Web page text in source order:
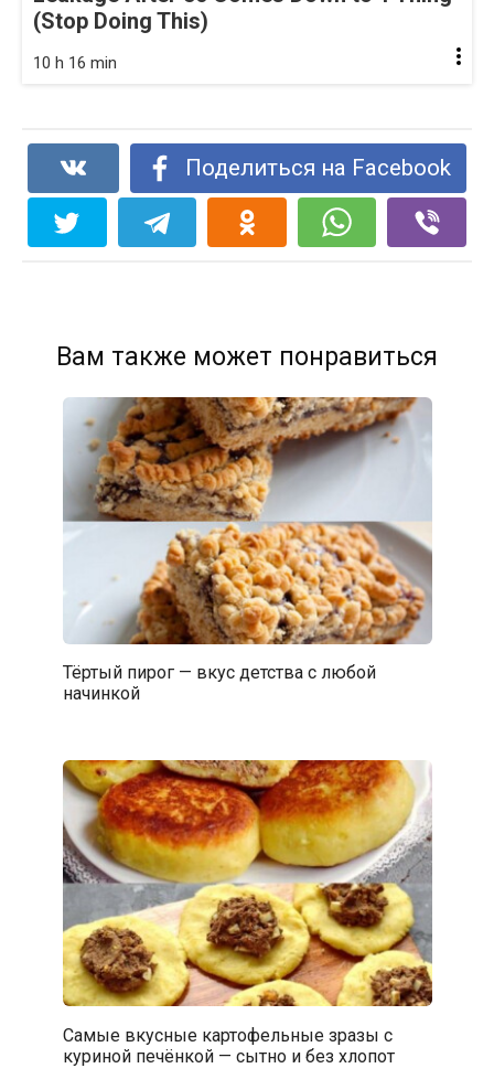
(Stop Doing This)
10 h 16 min
Поделиться на Facebook
Вам также может понравиться
Тёртый пирог — вкус детства с любой
начинкой
Самые вкусные картофельные зразы с
куриной печёнкой — сытно и без хлопот